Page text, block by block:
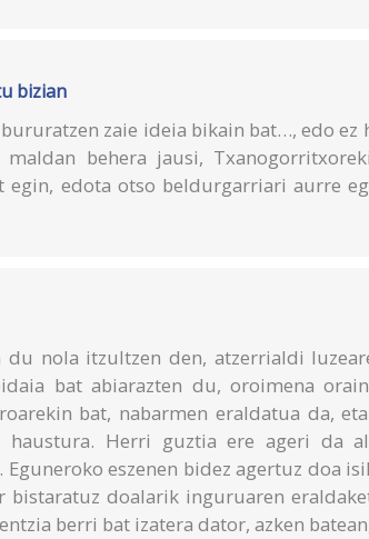
bizian
zaie ideia bikain bat…, edo ez
behera jausi,
edota otso beldurgarriari aurre
du nola itzultzen den, atzerrialdi
bat abiarazten du, oroimena
bat, nabarmen eraldatua da,
haustura. Herri guztia ere ageri da
eszenen bidez agertuz doa
bistaratuz doalarik inguruaren
berri bat izatera dator, azken